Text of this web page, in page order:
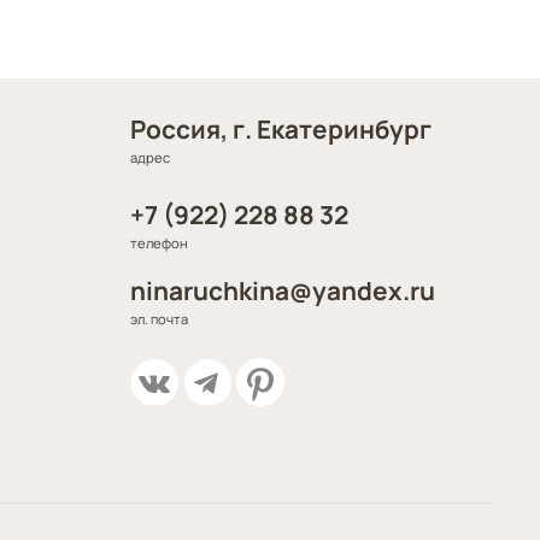
Россия, г. Екатеринбург
адрес
+7 (922) 228 88 32
телефон
ninaruchkina@yandex.ru
эл. почта